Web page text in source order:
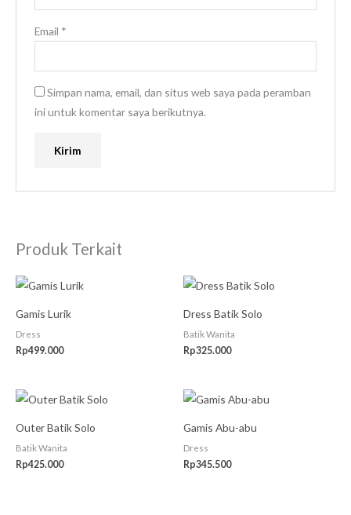
Email *
Simpan nama, email, dan situs web saya pada peramban
ini untuk komentar saya berikutnya.
Produk Terkait
Gamis Lurik
Dress
Rp499.000
Dress Batik Solo
Batik Wanita
Rp325.000
Outer Batik Solo
Batik Wanita
Rp425.000
Gamis Abu-abu
Dress
Rp345.500